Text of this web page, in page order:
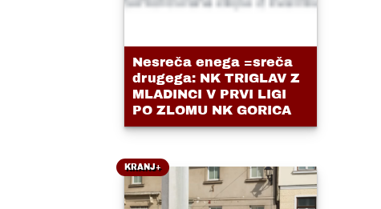
Nesreča enega =sreča
drugega: NK TRIGLAV Z
MLADINCI V PRVI LIGI
PO ZLOMU NK GORICA
KRANJ+